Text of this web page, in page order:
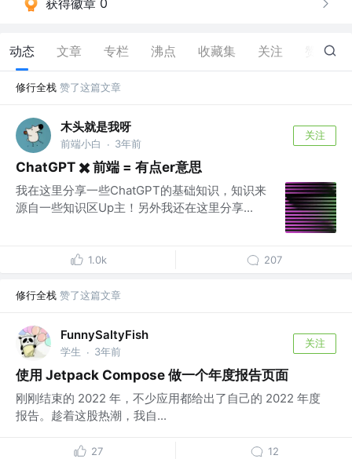
动态 文章 专栏 沸点 收藏集 关注 34
修行全栈 赞了这篇文章
木头就是我呀
前端小白 · 3年前
关注
ChatGPT ✖️ 前端 = 有点er意思
我在这里分享一些ChatGPT的基础知识，知识来
源自一些知识区Up主！另外我还在这里分享...
1.0k 207
修行全栈 赞了这篇文章
FunnySaltyFish
学生 · 3年前
关注
使用 Jetpack Compose 做一个年度报告页面
刚刚结束的 2022 年，不少应用都给出了自己的 2022 年度
报告。趁着这股热潮，我自...
27 12